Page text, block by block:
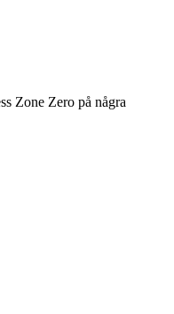
Zone Zero på några